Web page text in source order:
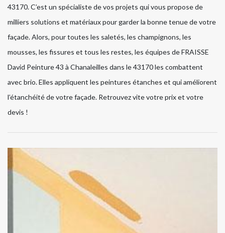
43170. C’est un spécialiste de vos projets qui vous propose de
milliers solutions et matériaux pour garder la bonne tenue de votre
façade. Alors, pour toutes les saletés, les champignons, les
mousses, les fissures et tous les restes, les équipes de FRAISSE
David Peinture 43 à Chanaleilles dans le 43170 les combattent
avec brio. Elles appliquent les peintures étanches et qui améliorent
l’étanchéité de votre façade. Retrouvez vite votre prix et votre
devis !